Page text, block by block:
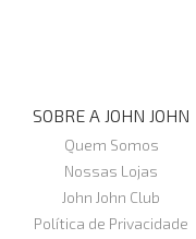
SOBRE A JOHN JOHN
Quem Somos
Nossas Lojas
John John Club
Política de Privacidade